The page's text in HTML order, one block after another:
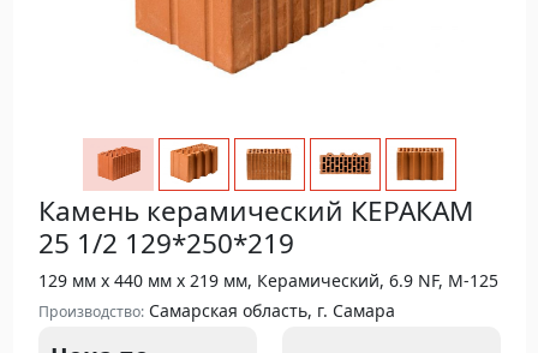
Камень керамический КЕРАКАМ
25 1/2 129*250*219
129 мм х 440 мм х 219 мм, Керамический, 6.9 NF, М-125
Производство:Самарская область, г. Самара